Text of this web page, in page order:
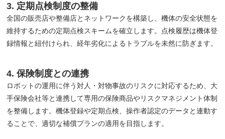
3. 定期点検制度の整備
全国の販売店や整備店とネットワークを構築し、機体の安全状態を
維持するための定期点検スキームを確立します。点検履歴は機体登
録情報と紐付けられ、経年劣化によるトラブルを未然に防ぎます。
4. 保険制度との連携
ロボットの運用に伴う対人・対物事故のリスクに対応するため、大
手保険会社等と連携して専用の保険商品やリスクマネジメント体制
を整備します。機体登録や定期点検、操作者認定のデータと連動す
ることで、適切な補償プランの適用を目指します。